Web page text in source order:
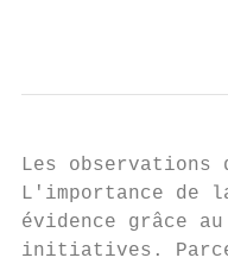
Les observations
L'importance de
évidence grâce
initiatives. Parce